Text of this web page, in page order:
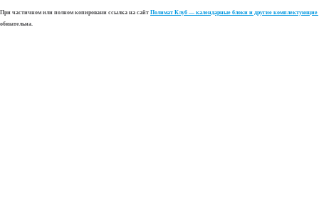
При частичном или полном копировани ссылка на сайт Полимат Клуб — календарные блоки и другие комплектующие
обязательна.